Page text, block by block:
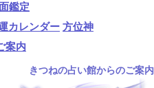
鑑定
カレンダー 方位神
案内
きつねの占い館からのご案内